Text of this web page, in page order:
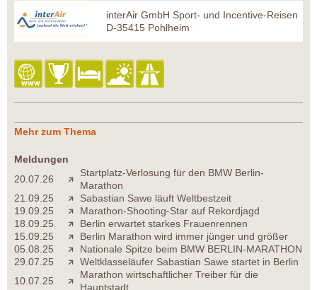
interAir GmbH Sport- und Incentive-Reisen
D-35415 Pohlheim
Mehr zum Thema
Meldungen
20.07.26
Startplatz-Verlosung für den BMW Berlin-
Marathon
21.09.25
Sabastian Sawe läuft Weltbestzeit
19.09.25
Marathon-Shooting-Star auf Rekordjagd
18.09.25
Berlin erwartet starkes Frauenrennen
15.09.25
Berlin Marathon wird immer jünger und größer
05.08.25
Nationale Spitze beim BMW BERLIN-MARATHON
29.07.25
Weltklasseläufer Sabastian Sawe startet in Berlin
10.07.25
Marathon wirtschaftlicher Treiber für die
Hauptstadt